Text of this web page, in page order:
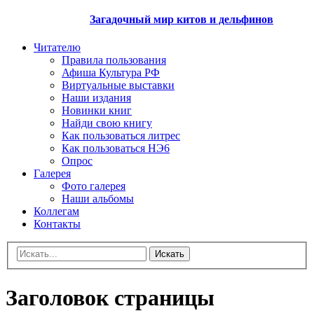
Загадочный мир китов и дельфинов
Читателю
Правила пользования
Афиша Культура РФ
Виртуальные выставки
Наши издания
Новинки книг
Найди свою книгу
Как пользоваться литрес
Как пользоваться НЭ6
Опрос
Галерея
Фото галерея
Наши альбомы
Коллегам
Контакты
Искать
Заголовок страницы